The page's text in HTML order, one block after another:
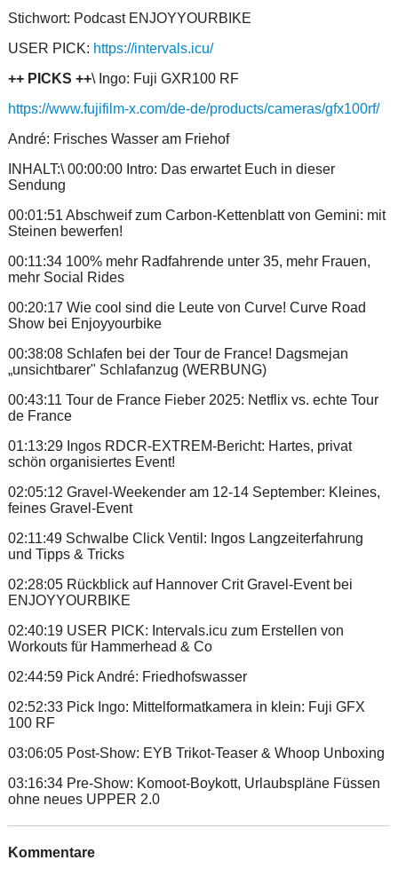
Stichwort: Podcast ENJOYYOURBIKE
USER PICK: https://intervals.icu/
++ PICKS ++\ Ingo: Fuji GXR100 RF
https://www.fujifilm-x.com/de-de/products/cameras/gfx100rf/
André: Frisches Wasser am Friehof
INHALT:\ 00:00:00 Intro: Das erwartet Euch in dieser
Sendung
00:01:51 Abschweif zum Carbon-Kettenblatt von Gemini: mit
Steinen bewerfen!
00:11:34 100% mehr Radfahrende unter 35, mehr Frauen,
mehr Social Rides
00:20:17 Wie cool sind die Leute von Curve! Curve Road
Show bei Enjoyyourbike
00:38:08 Schlafen bei der Tour de France! Dagsmejan
„unsichtbarer" Schlafanzug (WERBUNG)
00:43:11 Tour de France Fieber 2025: Netflix vs. echte Tour
de France
01:13:29 Ingos RDCR-EXTREM-Bericht: Hartes, privat
schön organisiertes Event!
02:05:12 Gravel-Weekender am 12-14 September: Kleines,
feines Gravel-Event
02:11:49 Schwalbe Click Ventil: Ingos Langzeiterfahrung
und Tipps & Tricks
02:28:05 Rückblick auf Hannover Crit Gravel-Event bei
ENJOYYOURBIKE
02:40:19 USER PICK: Intervals.icu zum Erstellen von
Workouts für Hammerhead & Co
02:44:59 Pick André: Friedhofswasser
02:52:33 Pick Ingo: Mittelformatkamera in klein: Fuji GFX
100 RF
03:06:05 Post-Show: EYB Trikot-Teaser & Whoop Unboxing
03:16:34 Pre-Show: Komoot-Boykott, Urlaubspläne Füssen
ohne neues UPPER 2.0
Kommentare